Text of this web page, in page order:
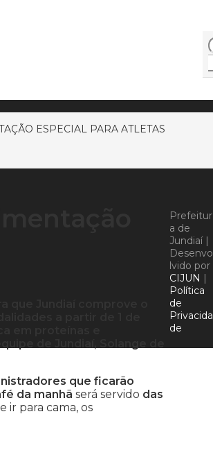
ESPECIAL PARA ATLETAS
que ficarão
da manhã será servido das
ir para cama, os
Prefeitur
a de
Jundiaí |
Desenvo
lvido por
CIJUN |
Política
de
Privacida
de